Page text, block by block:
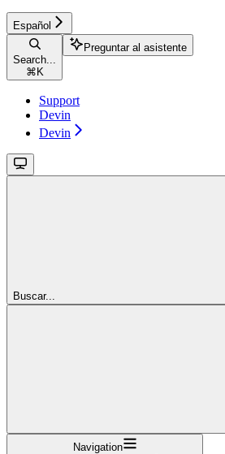
Español
Search...
⌘ K
Preguntar al asistente
Support
Devin
Devin
Buscar...
Navigation